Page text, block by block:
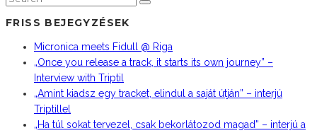
FRISS BEJEGYZÉSEK
Micronica meets Fidull @ Riga
„Once you release a track, it starts its own journey” –
Interview with Triptil
„Amint kiadsz egy tracket, elindul a saját útján” – interjú
Triptillel
„Ha túl sokat tervezel, csak bekorlátozod magad” – interjú a